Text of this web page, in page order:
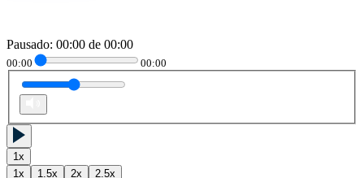
Pausado: 00:00 de 00:00
00:00 00:00
1x
1x 1.5x 2x 2.5x